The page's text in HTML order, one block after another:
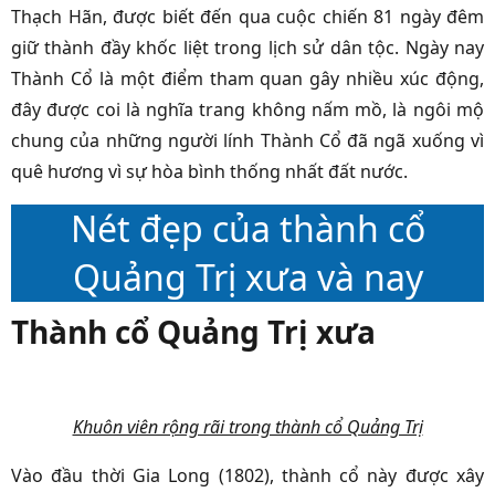
Thạch Hãn, được biết đến qua cuộc chiến 81 ngày đêm
giữ thành đầy khốc liệt trong lịch sử dân tộc. Ngày nay
Thành Cổ là một điểm tham quan gây nhiều xúc động,
đây được coi là nghĩa trang không nấm mồ, là ngôi mộ
chung của những người lính Thành Cổ đã ngã xuống vì
quê hương vì sự hòa bình thống nhất đất nước.
Nét đẹp của thành cổ
Quảng Trị xưa và nay
Thành cổ Quảng Trị xưa
Khuôn viên rộng rãi trong thành cổ Quảng Trị
Vào đầu thời Gia Long (1802), thành cổ này được xây